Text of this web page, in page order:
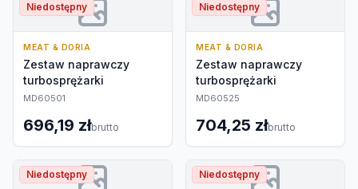
Niedostępny
MEAT & DORIA
Zestaw naprawczy
turbosprężarki
MD60501
696,19 złbrutto
Niedostępny
MEAT & DORIA
Zestaw naprawczy
turbosprężarki
MD60525
704,25 złbrutto
Niedostępny Niedostępny